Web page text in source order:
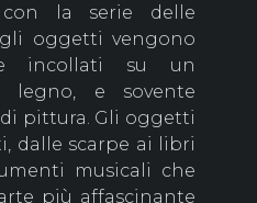
la serie delle
gli oggetti vengono
incollati su un
legno, e sovente
pittura. Gli oggetti
dalle scarpe ai libri
musicali che
più affascinante